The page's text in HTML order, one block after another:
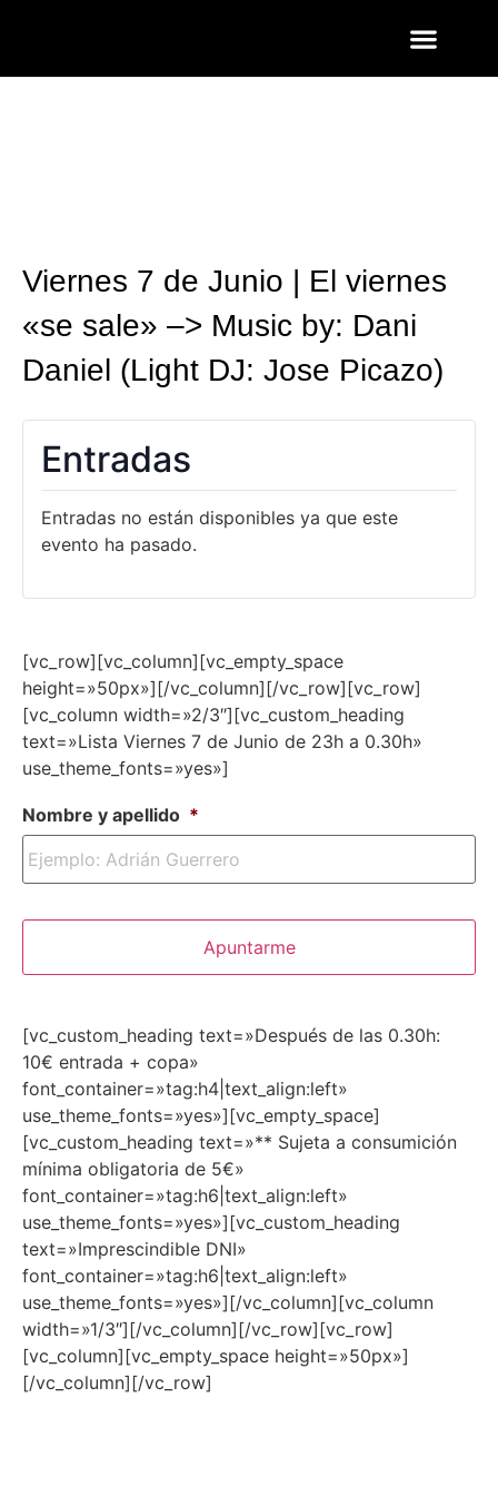
Viernes 7 de Junio | El viernes
«se sale» –> Music by: Dani
Daniel (Light DJ: Jose Picazo)
Entradas
Entradas no están disponibles ya que este
evento ha pasado.
[vc_row][vc_column][vc_empty_space
height=»50px»][/vc_column][/vc_row][vc_row]
[vc_column width=»2/3″][vc_custom_heading
text=»Lista Viernes 7 de Junio de 23h a 0.30h»
use_theme_fonts=»yes»]
Nombre y apellido *
[vc_custom_heading text=»Después de las 0.30h:
10€ entrada + copa»
font_container=»tag:h4|text_align:left»
use_theme_fonts=»yes»][vc_empty_space]
[vc_custom_heading text=»** Sujeta a consumición
mínima obligatoria de 5€»
font_container=»tag:h6|text_align:left»
use_theme_fonts=»yes»][vc_custom_heading
text=»Imprescindible DNI»
font_container=»tag:h6|text_align:left»
use_theme_fonts=»yes»][/vc_column][vc_column
width=»1/3″][/vc_column][/vc_row][vc_row]
[vc_column][vc_empty_space height=»50px»]
[/vc_column][/vc_row]